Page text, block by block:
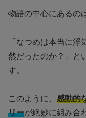
物語の中心にあるの
「なつめは本当に
然だったのか？」と
す。
このように、 感動的
リーが絶妙に組み合